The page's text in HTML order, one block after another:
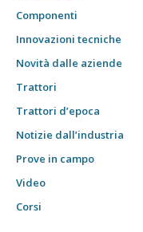
Componenti
Innovazioni tecniche
Novità dalle aziende
Trattori
Trattori d’epoca
Notizie dall’industria
Prove in campo
Video
Corsi